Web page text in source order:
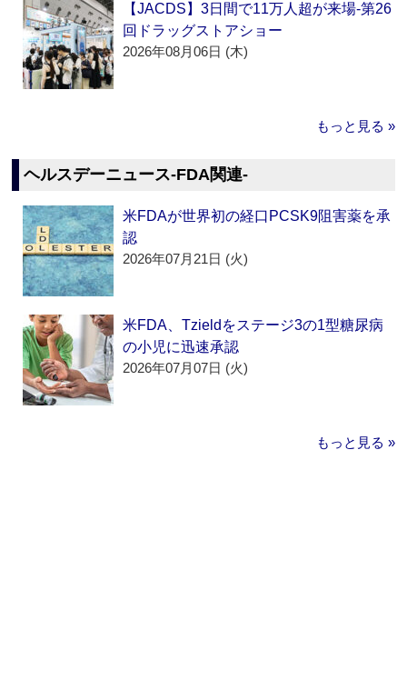
【JACDS】3日間で11万人超が来場‐第26
回ドラッグストアショー
2026年08月06日 (木)
もっと見る »
ヘルスデーニュース‐FDA関連‐
米FDAが世界初の経口PCSK9阻害薬を承
認
2026年07月21日 (火)
米FDA、Tzieldをステージ3の1型糖尿病
の小児に迅速承認
2026年07月07日 (火)
もっと見る »